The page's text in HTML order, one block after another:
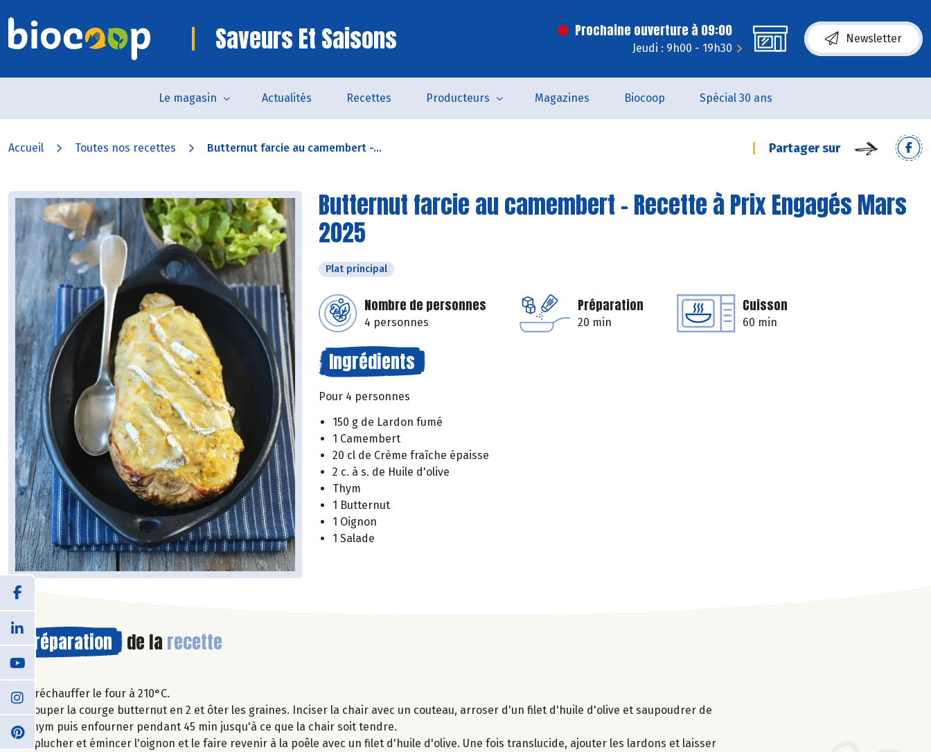
Saveurs Et Saisons Prochaine ouverture à 09:00
Jeudi : 9h00 - 19h30
Newsletter
Le magasin Actualités Recettes Producteurs Magazines Biocoop Spécial 30 ans
Accueil Toutes nos recettes Butternut farcie au camembert -... Partager sur
Butternut farcie au camembert - Recette à Prix Engagés Mars
2025
Plat principal
Nombre de personnes
4 personnes
Préparation
20 min
Cuisson
60 min
Ingrédients
Pour 4 personnes
150 g de Lardon fumé
1 Camembert
20 cl de Crème fraîche épaisse
2 c. à s. de Huile d'olive
Thym
1 Butternut
1 Oignon
1 Salade
Préparation de la recette
Préchauffer le four à 210°C.
Couper la courge butternut en 2 et ôter les graines. Inciser la chair avec un couteau, arroser d'un filet d'huile d'olive et saupoudrer de
thym puis enfourner pendant 45 min jusqu'à ce que la chair soit tendre.
Éplucher et émincer l'oignon et le faire revenir à la poêle avec un filet d'huile d'olive. Une fois translucide, ajouter les lardons et laisser